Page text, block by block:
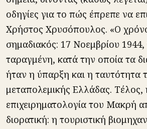
οδηγίες για το πώς έπρεπε να
Χρήστος Χρυσόπουλος. «Ο
σημαδιακός: 17 Νοεμβρίου 1944,
ταραγμένη, κατά την οποία τα
ήταν η ύπαρξη και η ταυτότητα
μεταπολεμικής Ελλάδας. Τέλος,
επιχειρηματολογία του Μακρή
διορατική: η τουριστική